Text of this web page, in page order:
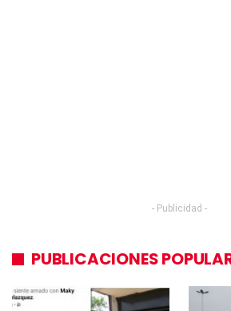
- Publicidad -
PUBLICACIONES